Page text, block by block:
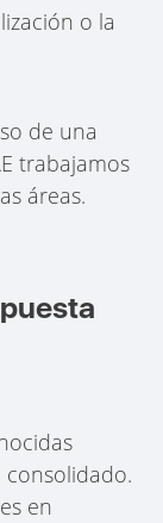
o la
de una
trabajamos
áreas.
en